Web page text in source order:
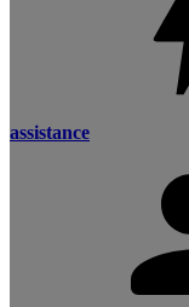
assistance